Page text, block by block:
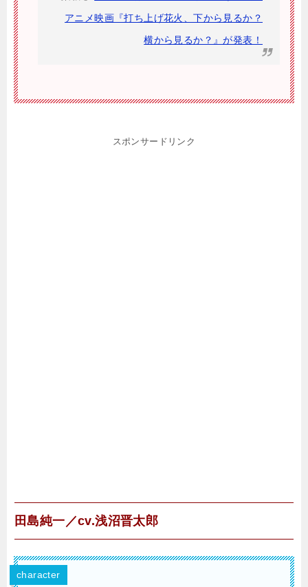
アニメ映画『打ち上げ花火、下から見るか？
横から見るか？』が発表！
スポンサードリンク
田島純一／cv.浅沼晋太郎
character